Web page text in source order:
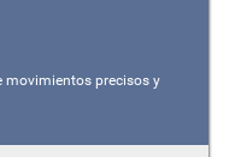
movimientos precisos y